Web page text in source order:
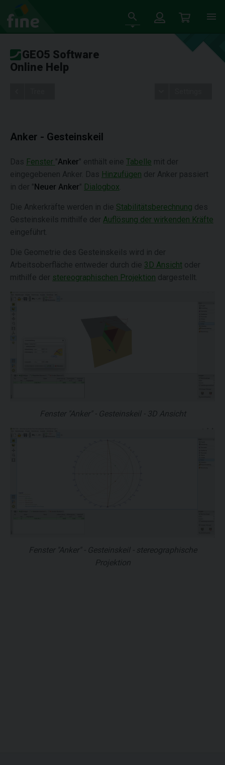
GEO5 Software
Online Help
Anker - Gesteinskeil
Das Fenster "Anker" enthält eine Tabelle mit der
eingegebenen Anker. Das Hinzufügen der Anker passiert
in der "Neuer Anker" Dialogbox
Die Ankerkräfte werden in die Stabilitätsberechnung des
Gesteinskeils mithilfe der Auflösung der wirkenden Kräfte
eingeführt.
Die Geometrie des Gesteinskeils wird in der
Arbeitsoberfläche entweder durch die 3D Ansicht oder
mithilfe der stereographischen Projektion dargestellt.
Fenster "Anker" - Gesteinskeil - 3D Ansicht
Fenster "Anker" - Gesteinskeil - stereographische
Projektion